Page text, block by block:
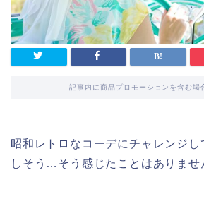
記事内に商品プロモーションを含む場
昭和レトロなコーデにチャレンジ
しそう…そう感じたことはありませ